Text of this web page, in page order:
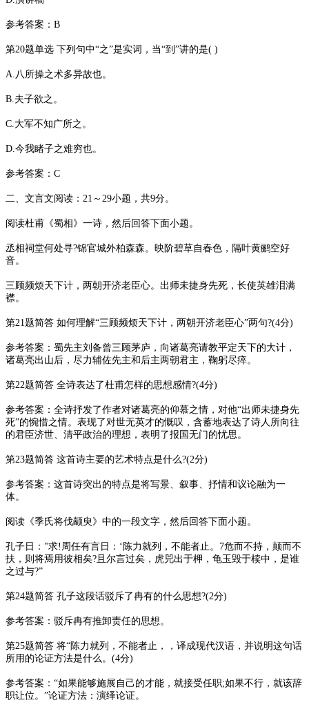
参考答案：B
第20题单选 下列句中“之”是实词，当“到”讲的是( )
A.八所操之术多异故也。
B.夫子欲之。
C.大军不知广所之。
D.今我睹子之难穷也。
参考答案：C
二、文言文阅读：21～29小题，共9分。
阅读杜甫《蜀相》一诗，然后回答下面小题。
丞相祠堂何处寻?锦官城外柏森森。映阶碧草自春色，隔叶黄鹂空好
音。
三顾频烦天下计，两朝开济老臣心。出师未捷身先死，长使英雄泪满
襟。
第21题简答 如何理解“三顾频烦天下计，两朝开济老臣心”两句?(4分)
参考答案：蜀先主刘备曾三顾茅庐，向诸葛亮请教平定天下的大计，
诸葛亮出山后，尽力辅佐先主和后主两朝君主，鞠躬尽瘁。
第22题简答 全诗表达了杜甫怎样的思想感情?(4分)
参考答案：全诗抒发了作者对诸葛亮的仰慕之情，对他“出师未捷身先
死”的惋惜之情。表现了对世无英才的慨叹，含蓄地表达了诗人所向往
的君臣济世、清平政治的理想，表明了报国无门的忧思。
第23题简答 这首诗主要的艺术特点是什么?(2分)
参考答案：这首诗突出的特点是将写景、叙事、抒情和议论融为一
体。
阅读《季氏将伐颛臾》中的一段文字，然后回答下面小题。
孔子日："求!周任有言日：‘陈力就列，不能者止。7危而不持，颠而不
扶，则将焉用彼相矣?且尔言过矣，虎兕出于柙，龟玉毁于椟中，是谁
之过与?”
第24题简答 孔子这段话驳斥了冉有的什么思想?(2分)
参考答案：驳斥冉有推卸责任的思想。
第25题简答 将“陈力就列，不能者止，，译成现代汉语，并说明这句话
所用的论证方法是什么。(4分)
参考答案：“如果能够施展自己的才能，就接受任职;如果不行，就该辞
职让位。”论证方法：演绎论证。